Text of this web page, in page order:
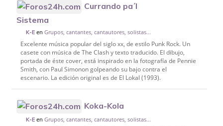
Currando pa´l
Sistema
K-E enGrupos, cantantes, cantautores, solistas...
Excelente música popular del siglo xx, de estilo Punk Rock. Un
casete con música de The Clash y texto traducido. El dibujo,
portada de éste cover, está inspirado en la fotografía de Pennie
Smith, con Paul Simonon golpeando su bajo contra el
escenario. La edición original es de El Lokal (1993).
Koka-Kola
K-E enGrupos, cantantes, cantautores, solistas...